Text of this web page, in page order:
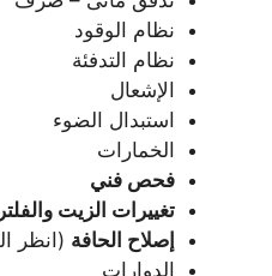
نظام الوقود
نظام التدفئة
الإشعال
استبدال الضوء
الخمارات
فحص فني
تغييرات الزيت
إصلاح الحافة (انظر
الدوارات